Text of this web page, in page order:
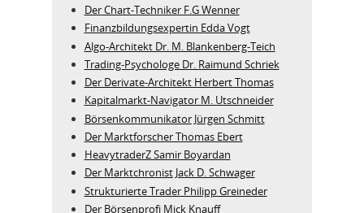
Der Chart-Techniker F.G Wenner
Finanzbildungsexpertin Edda Vogt
Algo‑Architekt Dr. M. Blankenberg‑Teich
Trading-Psychologe Dr. Raimund Schriek
Der Derivate‑Architekt Herbert Thomas
Kapitalmarkt-Navigator M. Utschneider
Börsenkommunikator Jürgen Schmitt
Der Marktforscher Thomas Ebert
HeavytraderZ Samir Boyardan
Der Marktchronist Jack D. Schwager
Strukturierte Trader Philipp Greineder
Der Börsenprofi Mick Knauff